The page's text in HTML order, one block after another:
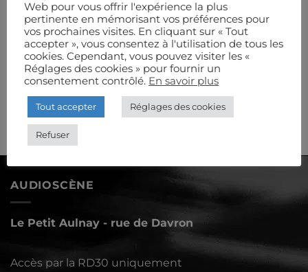
AUDIOSCÈNE
Le Petit Aulnay - rue de Davron
Accès par la RD30 uniquement
Web pour vous offrir l'expérience la plus
pertinente en mémorisant vos préférences pour
vos prochaines visites. En cliquant sur « Tout
accepter », vous consentez à l'utilisation de tous les
cookies. Cependant, vous pouvez visiter les «
Réglages des cookies » pour fournir un
consentement contrôlé. En savoir plus
Tout accepter Réglages des cookies
Refuser